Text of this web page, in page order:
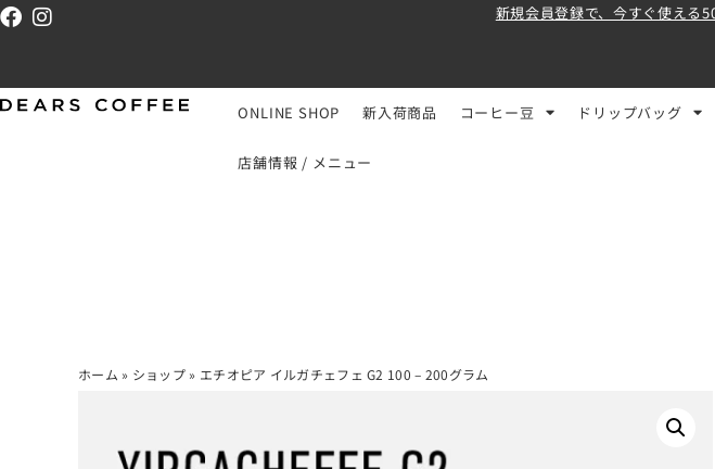
新規会員登録で、今すぐ使える
ONLINE SHOP 新入荷商品 コーヒー豆 ドリップバッグ
店舗情報 / メニュー
ホーム » ショップ » エチオピア イルガチェフェ G2 100 – 200グラム